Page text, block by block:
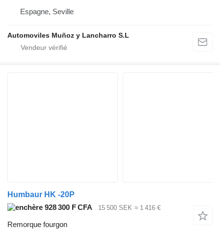
Espagne, Seville
Automoviles Muñoz y Lancharro S.L
Humbaur HK -20P
928 300 F CFA
15 500 SEK ≈ 1 416 €
Remorque fourgon